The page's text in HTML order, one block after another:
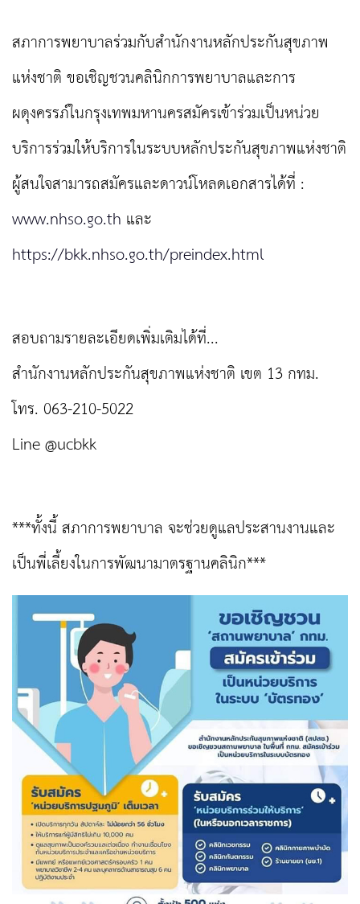
สภาการพยาบาลร่วมกับสำนักงานหลักประกันสุขภาพ
แห่งชาติ ขอเชิญชวนคลินิกการพยาบาลและการ
ผดุงครรภ์ในกรุงเทพมหานครสมัครเข้าร่วมเป็นหน่วย
บริการร่วมให้บริการในระบบหลักประกันสุขภาพแห่งชาติ
ผู้สนใจสามารถสมัครและดาวน์โหลดเอกสารได้ที่ :
www.nhso.go.th และ
https://bkk.nhso.go.th/preindex.html
สอบถามรายละเอียดเพิ่มเติมได้ที่...
สำนักงานหลักประกันสุขภาพแห่งชาติ เขต 13 กทม.
โทร. 063-210-5022
Line @ucbkk
***ทั้งนี้ สภาการพยาบาล จะช่วยดูแลประสานงานและ
เป็นพี่เลี้ยงในการพัฒนามาตรฐานคลินิก***